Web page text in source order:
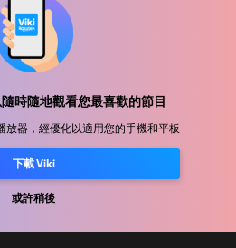
時隨地觀看您最喜歡的節目
放器，經優化以適用您的手機和平板
下載 Viki
或許稍後